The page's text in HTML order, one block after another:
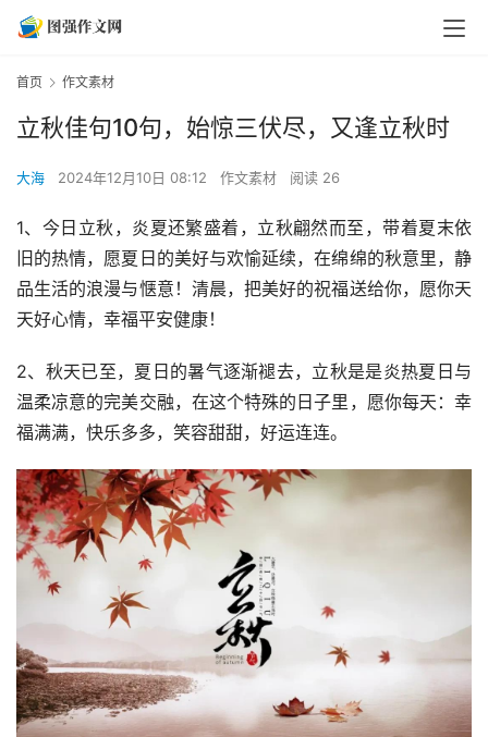
首页 作文素材
立秋佳句10句，始惊三伏尽，又逢立秋时
大海 2024年12月10日 08:12 作文素材 阅读 26
1、今日立秋，炎夏还繁盛着，立秋翩然而至，带着夏末依
旧的热情，愿夏日的美好与欢愉延续，在绵绵的秋意里，静
品生活的浪漫与惬意！清晨，把美好的祝福送给你，愿你天
天好心情，幸福平安健康！
2、秋天已至，夏日的暑气逐渐褪去，立秋是是炎热夏日与
温柔凉意的完美交融，在这个特殊的日子里，愿你每天：幸
福满满，快乐多多，笑容甜甜，好运连连。